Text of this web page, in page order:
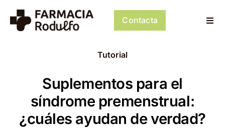
contenido
Psiconeuroinmunología
Dermocosmética
Contacta
Tutorial
Suplementos para el
síndrome premenstrual:
¿cuáles ayudan de verdad?